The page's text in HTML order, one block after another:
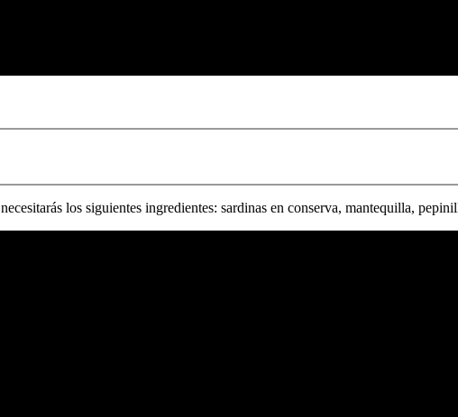
necesitarás los siguientes ingredientes: sardinas en conserva, mantequilla,